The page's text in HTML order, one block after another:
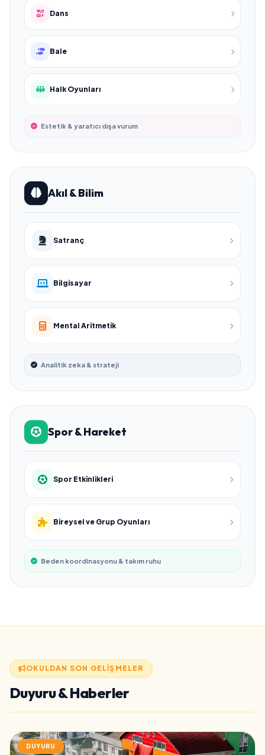
Dans
Bale
Halk Oyunları
Estetik & yaratıcı dışa vurum
Akıl & Bilim
Satranç
Bilgisayar
Mental Aritmetik
Analitik zeka & strateji
Spor & Hareket
Spor Etkinlikleri
Bireysel ve Grup Oyunları
Beden koordinasyonu & takım ruhu
OKULDAN SON GELIŞMELER
Duyuru & Haberler
DUYURU